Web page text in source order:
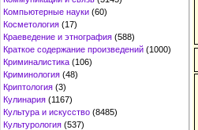
Компьютерные науки (60)
Косметология (17)
Краеведение и этнография (588)
Краткое содержание произведений (1000)
Криминалистика (106)
Криминология (48)
Криптология (3)
Кулинария (1167)
Культура и искусство (8485)
Культурология (537)